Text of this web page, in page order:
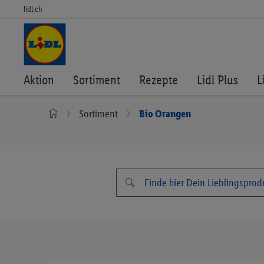
lidl.ch
Aktion Sortiment Rezepte Lidl Plus
Sortiment Bio Orangen